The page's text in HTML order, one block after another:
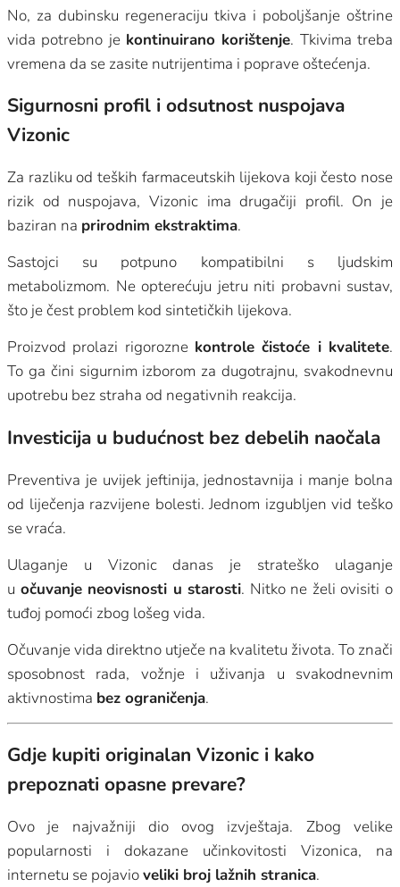
No, za dubinsku regeneraciju tkiva i poboljšanje oštrine
vida potrebno je kontinuirano korištenje. Tkivima treba
vremena da se zasite nutrijentima i poprave oštećenja.
Sigurnosni profil i odsutnost nuspojava
Vizonic
Za razliku od teških farmaceutskih lijekova koji često nose
rizik od nuspojava, Vizonic ima drugačiji profil. On je
baziran na prirodnim ekstraktima.
Sastojci su potpuno kompatibilni s ljudskim
metabolizmom. Ne opterećuju jetru niti probavni sustav,
što je čest problem kod sintetičkih lijekova.
Proizvod prolazi rigorozne kontrole čistoće i kvalitete.
To ga čini sigurnim izborom za dugotrajnu, svakodnevnu
upotrebu bez straha od negativnih reakcija.
Investicija u budućnost bez debelih naočala
Preventiva je uvijek jeftinija, jednostavnija i manje bolna
od liječenja razvijene bolesti. Jednom izgubljen vid teško
se vraća.
Ulaganje u Vizonic danas je strateško ulaganje
u očuvanje neovisnosti u starosti. Nitko ne želi ovisiti o
tuđoj pomoći zbog lošeg vida.
Očuvanje vida direktno utječe na kvalitetu života. To znači
sposobnost rada, vožnje i uživanja u svakodnevnim
aktivnostima bez ograničenja.
Gdje kupiti originalan Vizonic i kako
prepoznati opasne prevare?
Ovo je najvažniji dio ovog izvještaja. Zbog velike
popularnosti i dokazane učinkovitosti Vizonica, na
internetu se pojavioveliki broj lažnih stranica.